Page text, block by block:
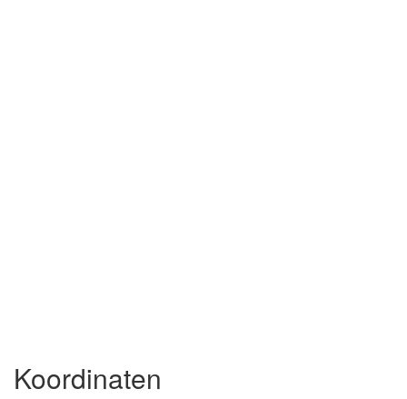
Koordinaten